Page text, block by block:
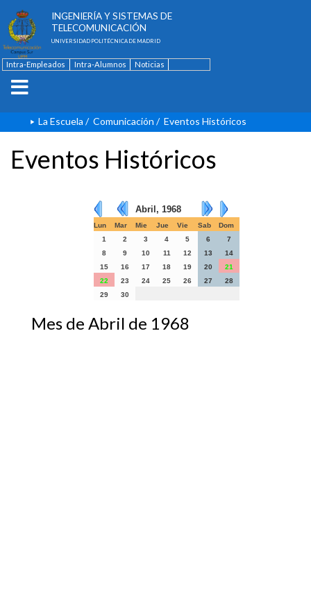
INGENIERÍA Y SISTEMAS DE
TELECOMUNICACIÓN
UNIVERSIDAD POLITÉCNICA DE MADRID
Intra-Empleados Intra-Alumnos
Noticias
La Escuela / Comunicación / Eventos Históricos
Eventos Históricos
Abril, 1968
Lun Mar Mie Jue Vie Sab
Dom
1
2 3 4 5 6
7
8
9 10 11 12 13
14
15
16 17 18 19 20
21
22
23 24 25 26 27
28
29
30
Mes de Abril de 1968